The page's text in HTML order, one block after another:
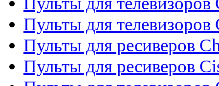
Пульты для телевизоров
Пульты для ресиверов
Пульты для ресиверов